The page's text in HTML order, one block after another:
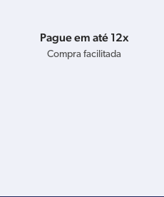
Pague em até 12x
Compra facilitada